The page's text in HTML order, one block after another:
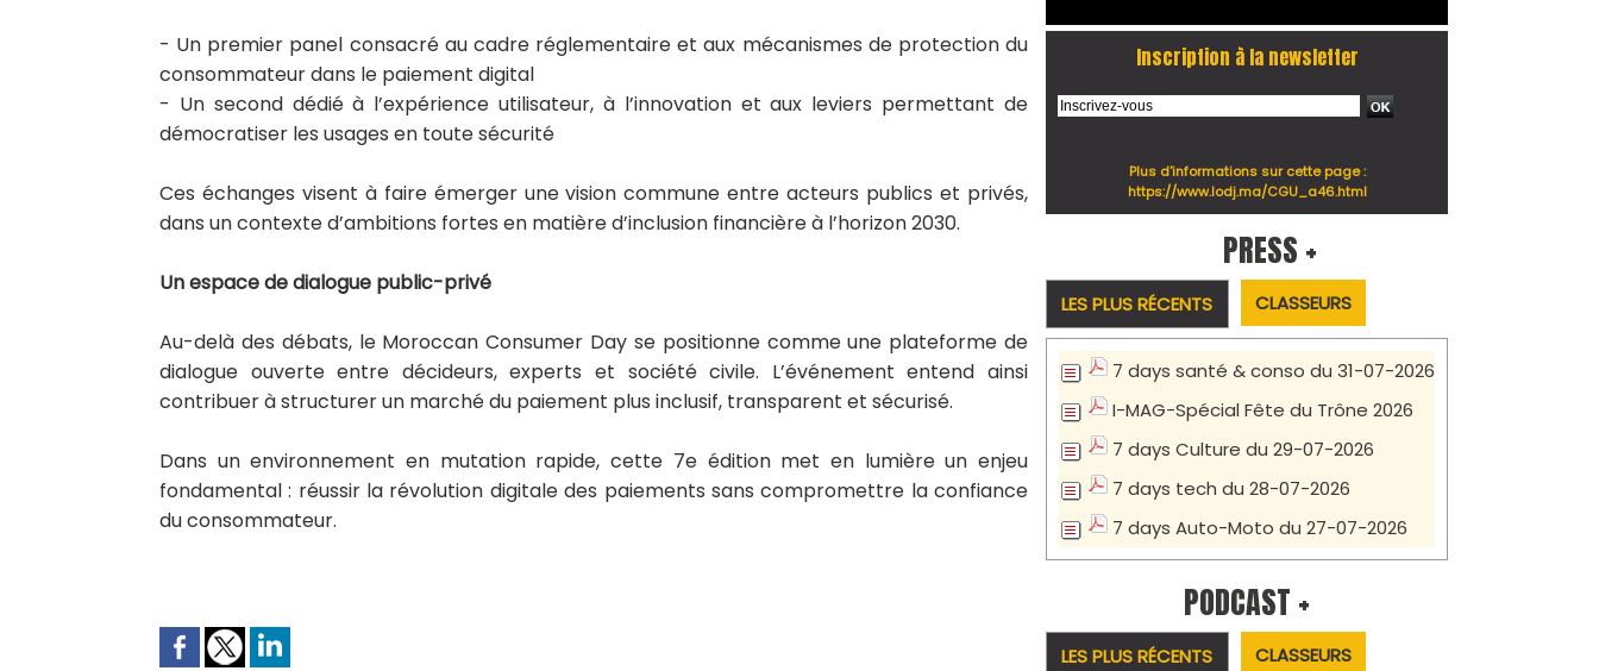
- Un premier panel consacré au cadre réglementaire et aux mécanismes de protection du
consommateur dans le paiement digital
- Un second dédié à l’expérience utilisateur, à l’innovation et aux leviers permettant de
démocratiser les usages en toute sécurité
Ces échanges visent à faire émerger une vision commune entre acteurs publics et privés,
dans un contexte d’ambitions fortes en matière d’inclusion financière à l’horizon 2030.
Un espace de dialogue public-privé
Au-delà des débats, le Moroccan Consumer Day se positionne comme une plateforme de
dialogue ouverte entre décideurs, experts et société civile. L’événement entend ainsi
contribuer à structurer un marché du paiement plus inclusif, transparent et sécurisé.
Dans un environnement en mutation rapide, cette 7e édition met en lumière un enjeu
fondamental : réussir la révolution digitale des paiements sans compromettre la confiance
du consommateur.
Inscription à la newsletter
Plus d'informations sur cette page :
https://www.lodj.ma/CGU_a46.html
PRESS +
LES PLUS RÉCENTS CLASSEURS
7 days santé & conso du 31-07-2026
I-MAG-Spécial Fête du Trône 2026
7 days Culture du 29-07-2026
7 days tech du 28-07-2026
7 days Auto-Moto du 27-07-2026
PODCAST +
LES PLUS RÉCENTS CLASSEURS